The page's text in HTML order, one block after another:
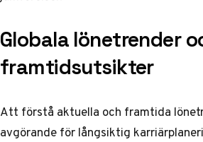
Globala lönetrender
framtidsutsikter
Att förstå aktuella och framtida
avgörande för långsiktig